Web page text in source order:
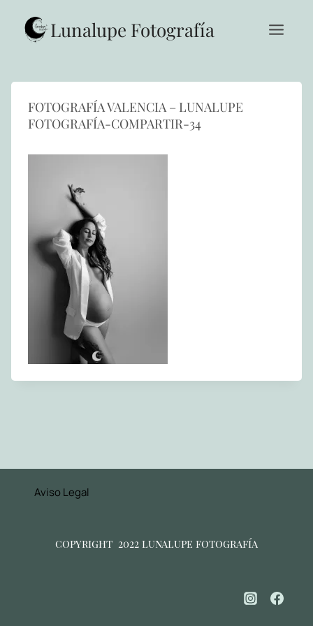
contenido Lunalupe Fotografía
FOTOGRAFÍA VALENCIA – LUNALUPE
FOTOGRAFÍA-COMPARTIR-34
Aviso Legal
copyright 2022 lunalupe fotografía